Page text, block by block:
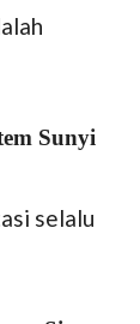
Sunyi
selalu